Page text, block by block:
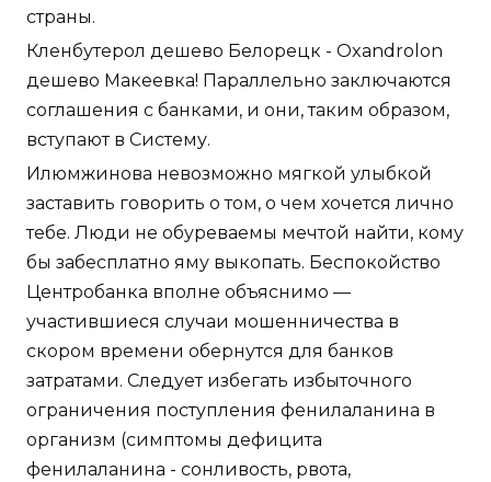
страны.
Кленбутерол дешево Белорецк - Oxandrolon
дешево Макеевка! Параллельно заключаются
соглашения с банками, и они, таким образом,
вступают в Систему.
Илюмжинова невозможно мягкой улыбкой
заставить говорить о том, о чем хочется лично
тебе. Люди не обуреваемы мечтой найти, кому
бы забесплатно яму выкопать. Беспокойство
Центробанка вполне объяснимо —
участившиеся случаи мошенничества в
скором времени обернутся для банков
затратами. Следует избегать избыточного
ограничения поступления фенилаланина в
организм (симптомы дефицита
фенилаланина - сонливость, рвота,